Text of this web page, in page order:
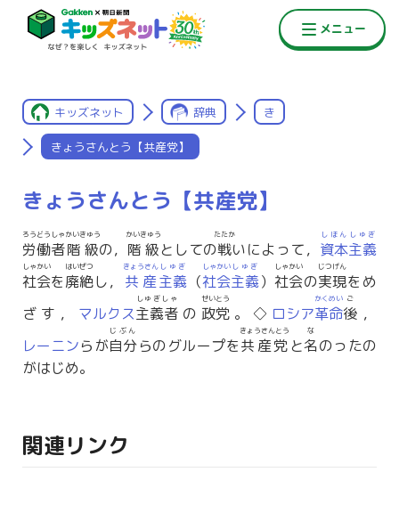
キッズネット 辞典 き
きょうさんとう【共産党】
きょうさんとう【共産党】
労働者
ろうどうしゃ
階級
かいきゅう
の， 階級
かいきゅう
としての戦
たたか
いによって， 資本
しほん
主義
しゅぎ
社会
しゃかい
を廃絶
はいぜつ
し， 共産
きょうさん
主義
しゅぎ
（社会
しゃかい
主義
しゅぎ
） 社会
しゃかい
の実現
じつげん
をめ
ざす， マルクス主義者
しゅぎしゃ
の 政党
せいとう
。◇ ロシア革命
かくめい
後
ご
，
レーニンらが自分
じぶん
らのグループを共産党
きょうさんとう
と名
な
のったの
がはじめ。
関連リンク